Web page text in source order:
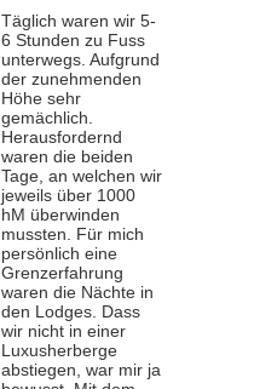
Täglich waren wir 5-
6 Stunden zu Fuss
unterwegs. Aufgrund
der zunehmenden
Höhe sehr
gemächlich.
Herausfordernd
waren die beiden
Tage, an welchen wir
jeweils über 1000
hM überwinden
mussten. Für mich
persönlich eine
Grenzerfahrung
waren die Nächte in
den Lodges. Dass
wir nicht in einer
Luxusherberge
abstiegen, war mir ja